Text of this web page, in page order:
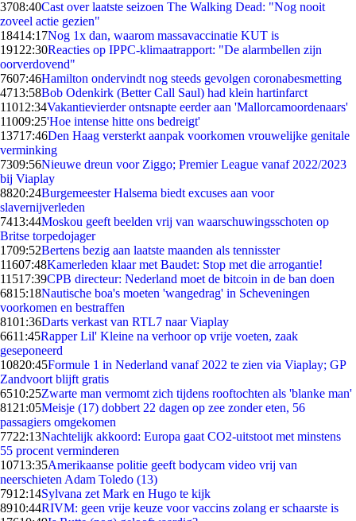
3708:40Cast over laatste seizoen The Walking Dead: "Nog nooit
zoveel actie gezien"
18414:17Nog 1x dan, waarom massavaccinatie KUT is
191 22:30Reacties op IPPC-klimaatrapport: "De alarmbellen zijn
oorverdovend"
7607:46Hamilton ondervindt nog steeds gevolgen coronabesmetting
4713:58Bob Odenkirk (Better Call Saul) had klein hartinfarct
11012:34Vakantievierder ontsnapte eerder aan 'Mallorcamoordenaars'
11009:25'Hoe intense hitte ons bedreigt'
13717:46Den Haag versterkt aanpak voorkomen vrouwelijke genitale
verminking
7309:56Nieuwe dreun voor Ziggo; Premier League vanaf 2022/2023
bij Viaplay
8820:24Burgemeester Halsema biedt excuses aan voor
slavernijverleden
7413:44Moskou geeft beelden vrij van waarschuwingsschoten op
Britse torpedojager
1709:52Bertens bezig aan laatste maanden als tennisster
11607:48Kamerleden klaar met Baudet: Stop met die arrogantie!
11517:39CPB directeur: Nederland moet de bitcoin in de ban doen
6815:18Nautische boa's moeten 'wangedrag' in Scheveningen
voorkomen en bestraffen
8101:36Darts verkast van RTL7 naar Viaplay
6611:45Rapper Lil' Kleine na verhoor op vrije voeten, zaak
geseponeerd
10820:45Formule 1 in Nederland vanaf 2022 te zien via Viaplay; GP
Zandvoort blijft gratis
6510:25Zwarte man vermomt zich tijdens rooftochten als 'blanke man'
81 21:05Meisje (17) dobbert 22 dagen op zee zonder eten, 56
passagiers omgekomen
7722:13Nachtelijk akkoord: Europa gaat CO2-uitstoot met minstens
55 procent verminderen
10713:35Amerikaanse politie geeft bodycam video vrij van
neerschieten Adam Toledo (13)
7912:14Sylvana zet Mark en Hugo te kijk
8910:44RIVM: geen vrije keuze voor vaccins zolang er schaarste is